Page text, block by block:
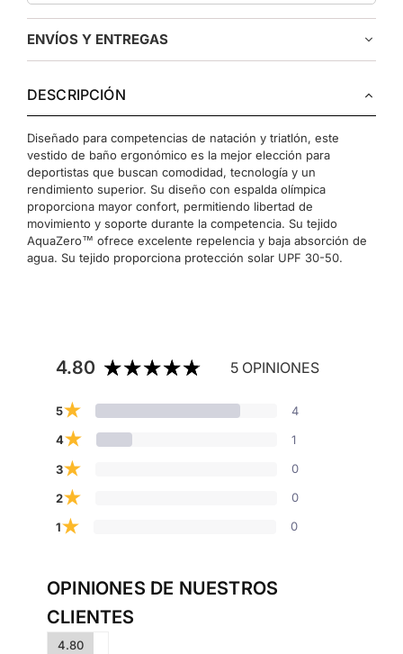
ENVÍOS Y ENTREGAS
DESCRIPCIÓN
Diseñado para competencias de natación y triatlón, este
vestido de baño ergonómico es la mejor elección para
deportistas que buscan comodidad, tecnología y un
rendimiento superior. Su diseño con espalda olímpica
proporciona mayor confort, permitiendo libertad de
movimiento y soporte durante la competencia. Su tejido
AquaZero™ ofrece excelente repelencia y baja absorción de
agua. Su tejido proporciona protección solar UPF 30-50.
4.80 5 OPINIONES
5★ 4
4★ 1
3★ 0
2★ 0
1★ 0
OPINIONES DE NUESTROS
CLIENTES
4.80